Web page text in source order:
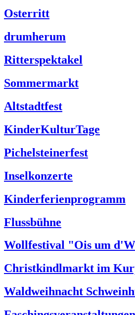
Osterritt
drumherum
Ritterspektakel
Sommermarkt
Altstadtfest
KinderKulturTage
Pichelsteinerfest
Inselkonzerte
Kinderferienprogramm
Flussbühne
Wollfestival "Ois um
Christkindlmarkt im
Waldweihnacht